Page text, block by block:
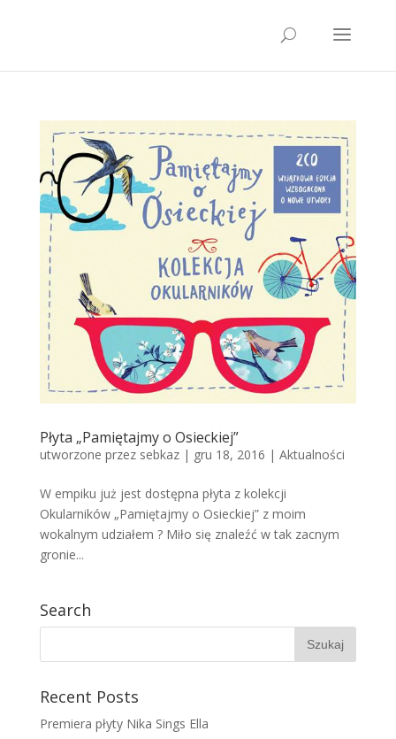
Płyta „Pamiętajmy o Osieckiej”
utworzone przez sebkaz| gru 18, 2016 | Aktualności
W empiku już jest dostępna płyta z kolekcji
Okularników „Pamiętajmy o Osieckiej” z moim
wokalnym udziałem ? Miło się znaleźć w tak zacnym
gronie...
Search
Recent Posts
Premiera płyty Nika Sings Ella